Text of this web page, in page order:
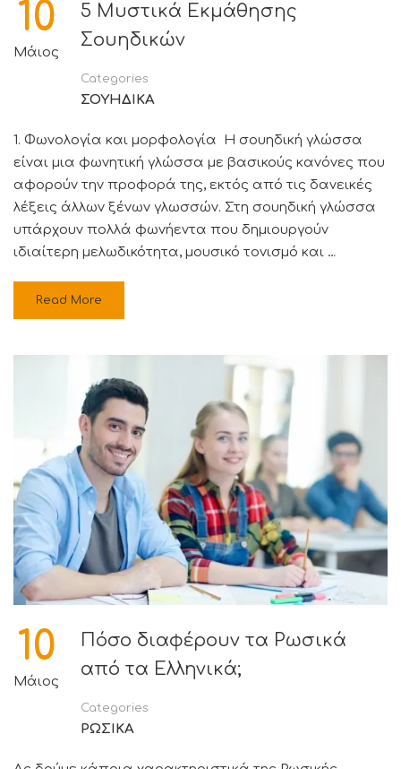
10
Μάιος
5 Μυστικά Εκμάθησης
Σουηδικών
Categories
ΣΟΥΗΔΙΚΑ
1. Φωνολογία και μορφολογία Η σουηδική γλώσσα
είναι μια φωνητική γλώσσα με βασικούς κανόνες που
αφορούν την προφορά της, εκτός από τις δανεικές
λέξεις άλλων ξένων γλωσσών. Στη σουηδική γλώσσα
υπάρχουν πολλά φωνήεντα που δημιουργούν
ιδιαίτερη μελωδικότητα, μουσικό τονισμό και …
Read More
10
Μάιος
Πόσο διαφέρουν τα Ρωσικά
από τα Ελληνικά;
Categories
ΡΩΣΙΚΑ